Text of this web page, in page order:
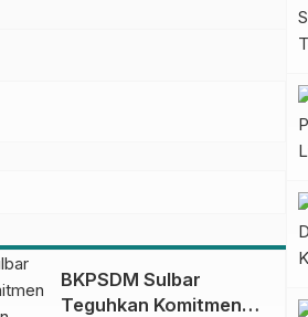
BKPSDM Sulbar
Teguhkan Komitmen